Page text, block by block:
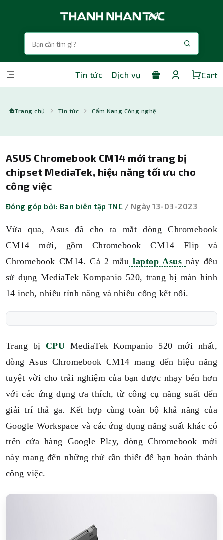
Tin tức Dịch vụ Cart
Trang chủ Tin tức Cẩm Nang Công nghệ
ASUS Chromebook CM14 mới trang bị
chipset MediaTek, hiệu năng tối ưu cho
công việc
Đóng góp bởi: Ban biên tập TNC / Ngày 13-03-2023
Vừa qua, Asus đã cho ra mắt dòng Chromebook
CM14 mới, gồm Chromebook CM14 Flip và
Chromebook CM14. Cả 2 mẫu laptop Asusnày đều
sử dụng MediaTek Kompanio 520, trang bị màn hình
14 inch, nhiều tính năng và nhiều cổng kết nối.
Trang bị CPU MediaTek Kompanio 520 mới nhất,
dòng Asus Chromebook CM14 mang đến hiệu năng
tuyệt vời cho trải nghiệm của bạn được nhạy bén hơn
với các ứng dụng ưa thích, từ công cụ năng suất đến
giải trí thả ga. Kết hợp cùng toàn bộ khả năng của
Google Workspace và các ứng dụng năng suất khác có
trên cửa hàng Google Play, dòng Chromebook mới
này mang đến những thứ cần thiết để bạn hoàn thành
công việc.